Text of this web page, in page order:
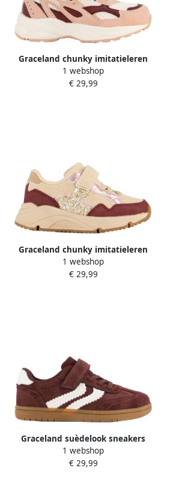
Graceland chunky imitatieleren
sneakers roze
1 webshop
€ 29,99
Graceland chunky imitatieleren
sneakers beige
1 webshop
€ 29,99
Graceland suèdelook sneakers
bordeaux
1 webshop
€ 29,99